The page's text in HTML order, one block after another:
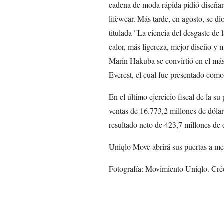
cadena de moda rápida pidió
lifewear. Más tarde, en agosto, se
titulada "La ciencia del desgaste de
calor, más ligereza, mejor diseño y
Marin Hakuba se convirtió en el
Everest, el cual fue presentado
En el último ejercicio fiscal de la su
ventas de 16.773,2 millones de
resultado neto de 423,7 millones
Uniqlo Move abrirá sus puertas a
Fotografía: Movimiento Uniqlo.